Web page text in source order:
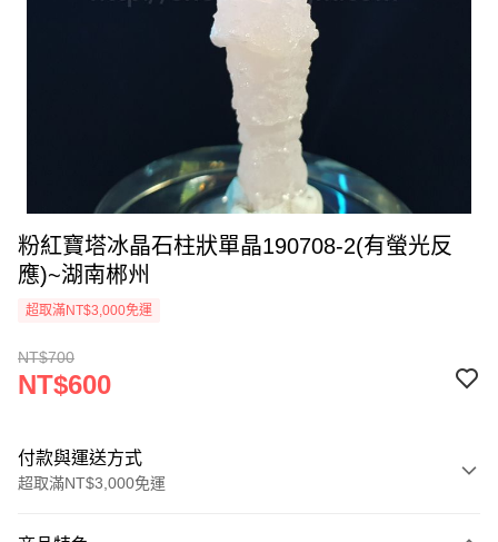
粉紅寶塔冰晶石柱狀單晶190708-2(有螢光反
應)~湖南郴州
超取滿NT$3,000免運
NT$700
NT$600
付款與運送方式
超取滿NT$3,000免運